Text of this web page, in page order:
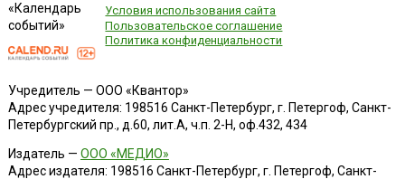
«Календарь
событий»
Условия использования сайта
Пользовательское соглашение
Политика конфиденциальности
Учредитель — ООО «Квантор»
Адрес учредителя: 198516 Санкт-Петербург, г. Петергоф, Санкт-
Петербургский пр., д.60, лит.А, ч.п. 2-Н, оф.432, 434
Издатель — ООО «МЕДИО»
Адрес издателя: 198516 Санкт-Петербург, г. Петергоф, Санкт-